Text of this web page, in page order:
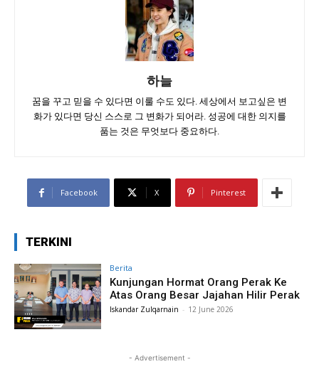
하늘
꿈을 꾸고 믿을 수 있다면 이룰 수도 있다. 세상에서 보고싶은 변
화가 있다면 당신 스스로 그 변화가 되어라. 성공에 대한 의지를
품는 것은 무엇보다 중요하다.
Facebook X Pinterest
TERKINI
Berita
Kunjungan Hormat Orang Perak Ke
Atas Orang Besar Jajahan Hilir Perak
Iskandar Zulqarnain - 12 June 2026
- Advertisement -